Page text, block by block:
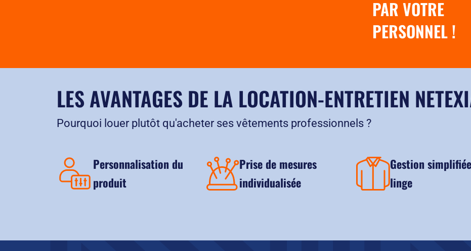
Capte la poussière
Décroche les
Format adapté pour
PAR VOTRE
PERSONNEL !
LES AVANTAGES DE LA LOCATION-ENTRETIEN
Pourquoi louer plutôt qu'acheter ses vêtements professionnels ?
Personnalisation du
produit
Prise de mesures
individualisée
Gestion
linge